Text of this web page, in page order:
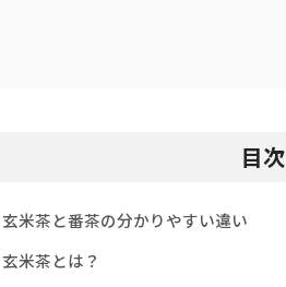
目次
玄米茶と番茶の分かりやすい違い
玄米茶とは？